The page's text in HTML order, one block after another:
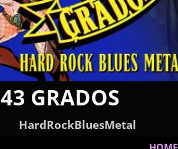
43 GRADOS
HardRockBluesMetal